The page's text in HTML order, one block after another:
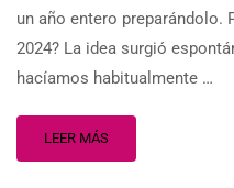
un año entero preparándolo.
2024? La idea surgió
hacíamos habitualmente …
LEER MÁS